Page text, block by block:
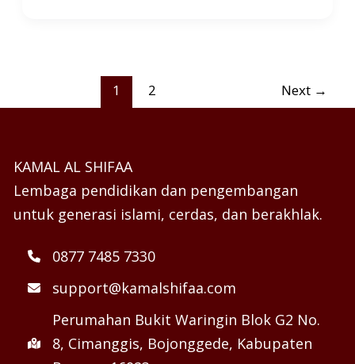
1 2 Next →
KAMAL AL SHIFAA
Lembaga pendidikan dan pengembangan
untuk generasi islami, cerdas, dan berakhlak.
0877 7485 7330
support@kamalshifaa.com
Perumahan Bukit Waringin Blok G2 No.
8, Cimanggis, Bojonggede, Kabupaten